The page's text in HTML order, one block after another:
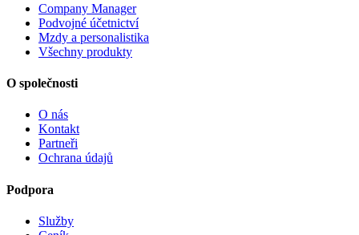
Company Manager
Podvojné účetnictví
Mzdy a personalistika
Všechny produkty
O společnosti
O nás
Kontakt
Partneři
Ochrana údajů
Podpora
Služby